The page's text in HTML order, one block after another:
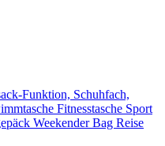
Funktion, Schuhfach,
Fitnesstasche Sport
Weekender Bag Reise